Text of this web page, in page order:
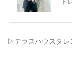
▷テラスハウスタレ